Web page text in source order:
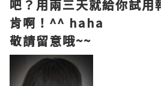
吧？用兩三天就給你試用
肯啊！^^ haha
敬請留意哦~~